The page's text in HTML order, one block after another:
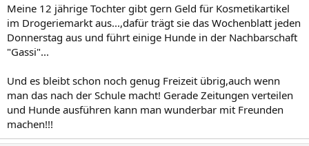
Meine 12 jährige Tochter gibt gern Geld für Kosmetikartikel
im Drogeriemarkt aus...,dafür trägt sie das Wochenblatt jeden
Donnerstag aus und führt einige Hunde in der Nachbarschaft
"Gassi"...
Und es bleibt schon noch genug Freizeit übrig,auch wenn
man das nach der Schule macht! Gerade Zeitungen verteilen
und Hunde ausführen kann man wunderbar mit Freunden
machen!!!